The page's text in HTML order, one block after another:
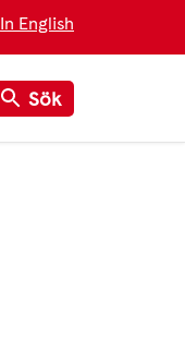
In English
Sök